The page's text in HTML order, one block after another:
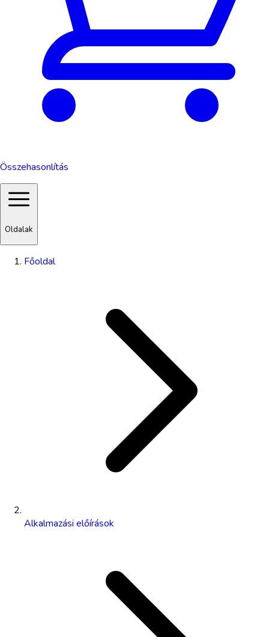
Összehasonlítás
Oldalak
Főoldal
Alkalmazási előírások